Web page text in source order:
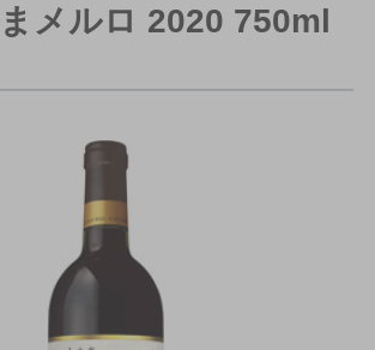
メルロ 2020 750ml